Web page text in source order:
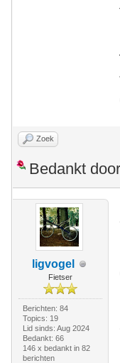
Zoek
Bedankt
ligvogel
Fietser
Berichten: 84
Topics: 19
Lid sinds: Aug 2024
Bedankt: 66
146 x bedankt in 82
berichten